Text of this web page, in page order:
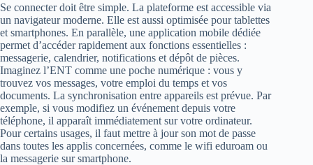
Se connecter doit être simple. La plateforme est accessible via
un navigateur moderne. Elle est aussi optimisée pour tablettes
et smartphones. En parallèle, une application mobile dédiée
permet d’accéder rapidement aux fonctions essentielles :
messagerie, calendrier, notifications et dépôt de pièces.
Imaginez l’ENT comme une poche numérique : vous y
trouvez vos messages, votre emploi du temps et vos
documents. La synchronisation entre appareils est prévue. Par
exemple, si vous modifiez un événement depuis votre
téléphone, il apparaît immédiatement sur votre ordinateur.
Pour certains usages, il faut mettre à jour son mot de passe
dans toutes les applis concernées, comme le wifi eduroam ou
la messagerie sur smartphone.